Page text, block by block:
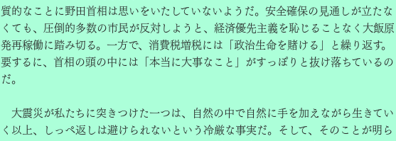
質的なことに野田首相は思いをいたしていないようだ。安全確保の見通しが立たな
くても、圧倒的多数の市民が反対しようと、経済優先主義を恥じることなく大飯原
発再稼働に踏み切る。一方で、消費税増税には「政治生命を賭ける」と繰り返す。
要するに、首相の頭の中には「本当に大事なこと」がすっぽりと抜け落ちているの
だ。
大震災が私たちに突きつけた一つは、自然の中で自然に手を加えながら生きてい
く以上、しっぺ返しは避けられないという冷厳な事実だ。そして、そのことが明ら